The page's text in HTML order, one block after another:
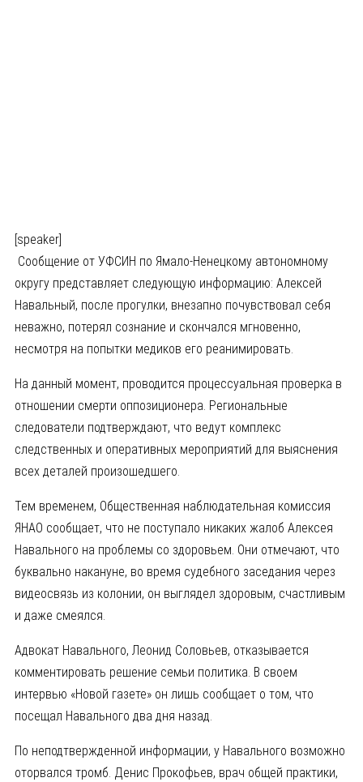
[speaker]
Сообщение от УФСИН по Ямало-Ненецкому автономному
округу представляет следующую информацию: Алексей
Навальный, после прогулки, внезапно почувствовал себя
неважно, потерял сознание и скончался мгновенно,
несмотря на попытки медиков его реанимировать.
На данный момент, проводится процессуальная проверка в
отношении смерти оппозиционера. Региональные
следователи подтверждают, что ведут комплекс
следственных и оперативных мероприятий для выяснения
всех деталей произошедшего.
Тем временем, Общественная наблюдательная комиссия
ЯНАО сообщает, что не поступало никаких жалоб Алексея
Навального на проблемы со здоровьем. Они отмечают, что
буквально накануне, во время судебного заседания через
видеосвязь из колонии, он выглядел здоровым, счастливым
и даже смеялся.
Адвокат Навального, Леонид Соловьев, отказывается
комментировать решение семьи политика. В своем
интервью «Новой газете» он лишь сообщает о том, что
посещал Навального два дня назад.
По неподтвержденной информации, у Навального возможно
оторвался тромб. Денис Прокофьев, врач общей практики,